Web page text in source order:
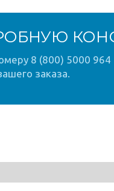
8 (800) 5000 964
заказа.